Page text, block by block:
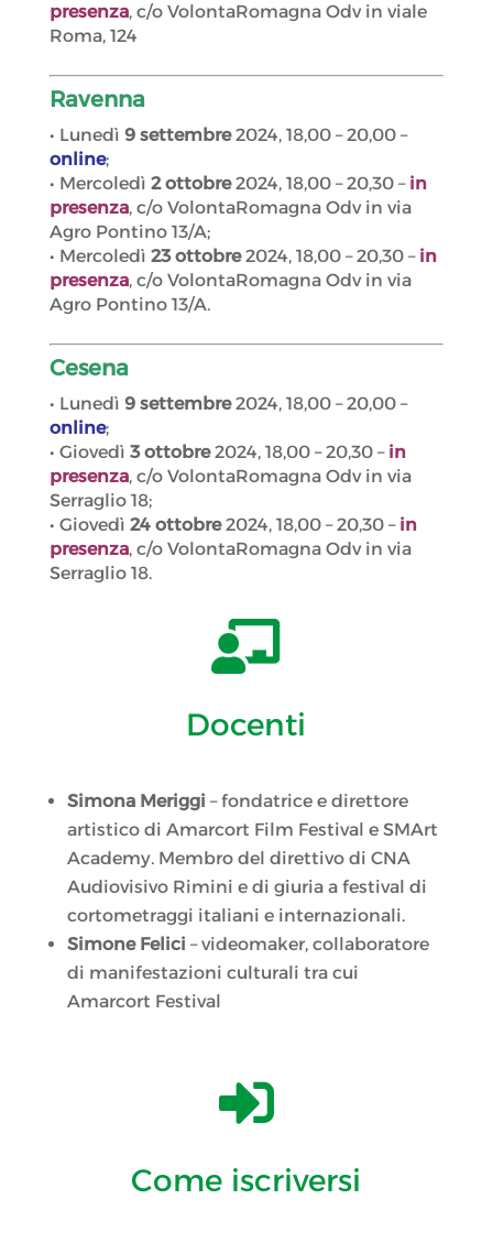
presenza, c/o VolontaRomagna Odv in viale
Roma, 124
Ravenna
• Lunedì 9 settembre2024, 18,00 – 20,00 –
online;
• Mercoledì 2 ottobre2024, 18,00 – 20,30 – in
presenza, c/o VolontaRomagna Odv in via
Agro Pontino 13/A;
• Mercoledì 23 ottobre2024, 18,00 – 20,30 – in
presenza, c/o VolontaRomagna Odv in via
Agro Pontino 13/A.
Cesena
• Lunedì 9 settembre2024, 18,00 – 20,00 –
online;
• Giovedì 3 ottobre2024, 18,00 – 20,30 – in
presenza, c/o VolontaRomagna Odv in via
Serraglio 18;
• Giovedì 24 ottobre2024, 18,00 – 20,30 – in
presenza, c/o VolontaRomagna Odv in via
Serraglio 18.

Docenti
Simona Meriggi – fondatrice e direttore
artistico di Amarcort Film Festival e SMArt
Academy. Membro del direttivo di CNA
Audiovisivo Rimini e di giuria a festival di
cortometraggi italiani e internazionali.
Simone Felici – videomaker, collaboratore
di manifestazioni culturali tra cui
Amarcort Festival

Come iscriversi